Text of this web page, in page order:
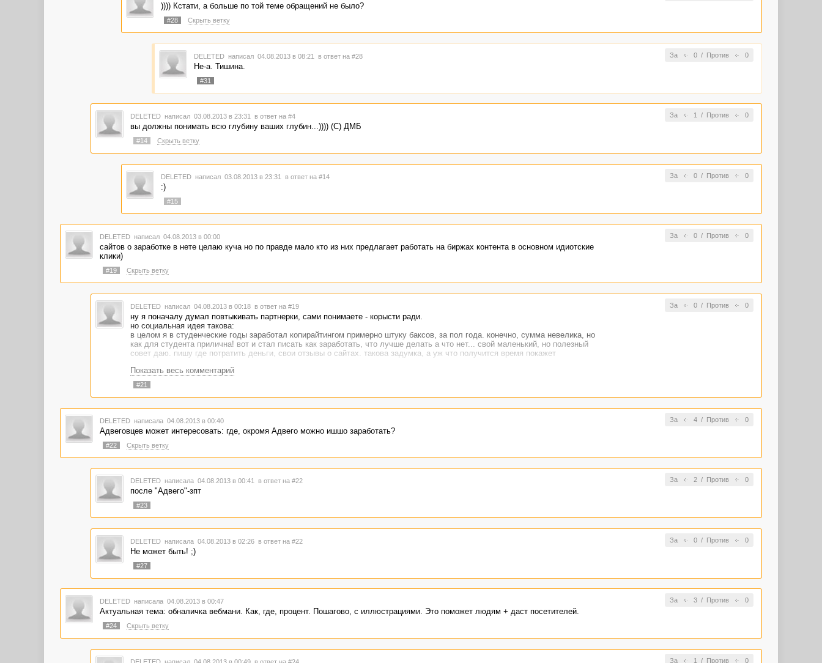
)))) Кстати, а больше по той теме обращений не было?
#28 Скрыть ветку
За 0/ Против 0
DELETED написал 04.08.2013 в 08:21 в ответ на #28
Не-а. Тишина.
#31
За 1 / Против 0
DELETED написал 03.08.2013 в 23:31 в ответ на #4
вы должны понимать всю глубину ваших глубин...)))) (С) ДМБ
#14 Скрыть ветку
За 0/ Против 0
DELETED написал 03.08.2013 в 23:31 в ответ на #14
:)
#15
За 0/ Против 0
DELETED написал 04.08.2013 в 00:00
сайтов о заработке в нете целаю куча но по правде мало кто из них предлагает работать на биржах контента в основном идиотские
клики)
#19 Скрыть ветку
За 0/ Против 0
DELETED написал 04.08.2013 в 00:18 в ответ на #19
ну я поначалу думал повтыкивать партнерки, сами понимаете - корысти ради.
но социальная идея такова:
в целом я в студенческие годы заработал копирайтингом примерно штуку баксов, за пол года. конечно, сумма невелика, но
как для студента прилична! вот и стал писать как заработать, что лучше делать а что нет... свой маленький, но полезный
совет даю. пишу где потратить деньги, свои отзывы о сайтах. такова задумка, а уж что получится время покажет
Показать весь комментарий
#21
За 4/ Против 0
DELETED написала 04.08.2013 в 00:40
Адвеговцев может интересовать: где, окромя Адвего можно ишшо заработать?
#22 Скрыть ветку
За 2/ Против 0
DELETED написала 04.08.2013 в 00:41 в ответ на #22
после "Адвего"-зпт
#23
За 0/ Против 0
DELETED написала 04.08.2013 в 02:26 в ответ на #22
Не может быть! ;)
#27
За 3/ Против 0
DELETED написала 04.08.2013 в 00:47
Актуальная тема: обналичка вебмани. Как, где, процент. Пошагово, с иллюстрациями. Это поможет людям + даст посетителей.
#24 Скрыть ветку
За 1 / Против 0